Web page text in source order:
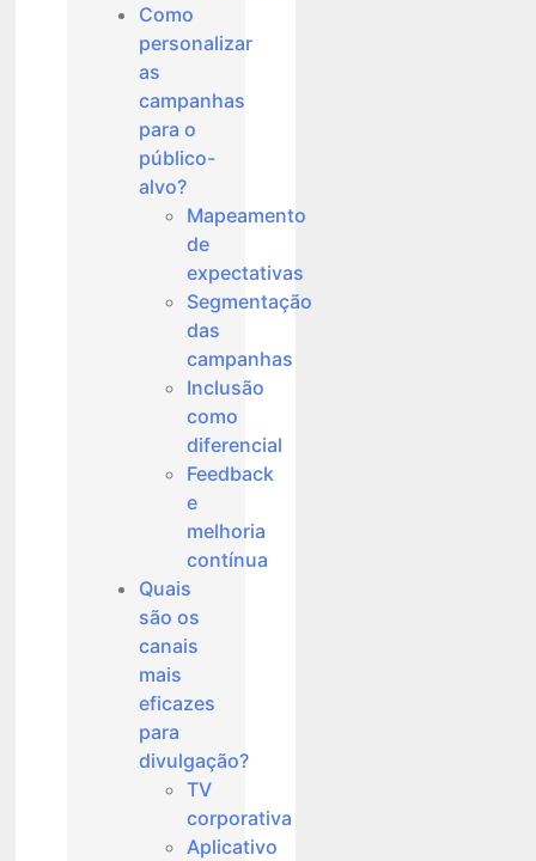
Como
personalizar
as
campanhas
para o
público-
alvo?
Mapeamento
de
expectativas
Segmentação
das
campanhas
Inclusão
como
diferencial
Feedback
e
melhoria
contínua
Quais
são os
canais
mais
eficazes
para
divulgação?
TV
corporativa
Aplicativo